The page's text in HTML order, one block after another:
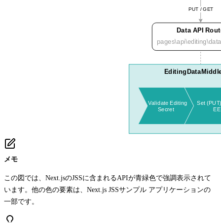
メモ
この図では、Next.jsのJSSに含まれるAPIが青緑色で強調表示されて
います。他の色の要素は、Next.js JSSサンプル アプリケーションの
一部です。